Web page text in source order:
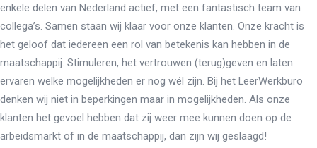
Budgetcoaching on the job
Outplacement
2e Spoortraject
Mediation bij
conflictsituaties
Maatschappelijk
Verantwoord Ondernemen
Ons testcentrum
LeerWerkburo
Team
Locaties
enkele delen van Nederland actief, met een fantastisch team van
collega’s. Samen staan wij klaar voor onze klanten. Onze kracht is
het geloof dat iedereen een rol van betekenis kan hebben in de
maatschappij. Stimuleren, het vertrouwen (terug)geven en laten
ervaren welke mogelijkheden er nog wél zijn. Bij het LeerWerkburo
denken wij niet in beperkingen maar in mogelijkheden. Als onze
klanten het gevoel hebben dat zij weer mee kunnen doen op de
arbeidsmarkt of in de maatschappij, dan zijn wij geslaagd!